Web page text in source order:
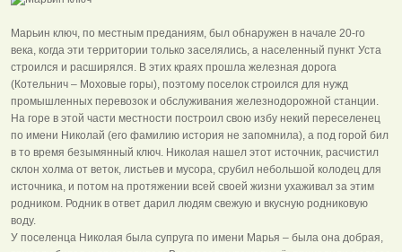
Марьин ключ, по местным преданиям, был обнаружен в начале 20-го
века, когда эти территории только заселялись, а населенный пункт Уста
строился и расширялся. В этих краях прошла железная дорога
(Котельнич – Моховые горы), поэтому поселок строился для нужд
промышленных перевозок и обслуживания железнодорожной станции.
На горе в этой части местности построил свою избу некий переселенец
по имени Николай (его фамилию история не запомнила), а под горой бил
в то время безымянный ключ. Николая нашел этот источник, расчистил
склон холма от веток, листьев и мусора, срубил небольшой колодец для
источника, и потом на протяжении всей своей жизни ухаживал за этим
родником. Родник в ответ дарил людям свежую и вкусную родниковую
воду.
У поселенца Николая была супруга по имени Марья – была она добрая,